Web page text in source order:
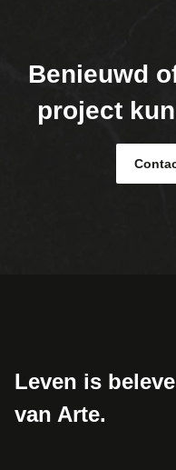
Benieuwd
project
Leven is
van Arte.